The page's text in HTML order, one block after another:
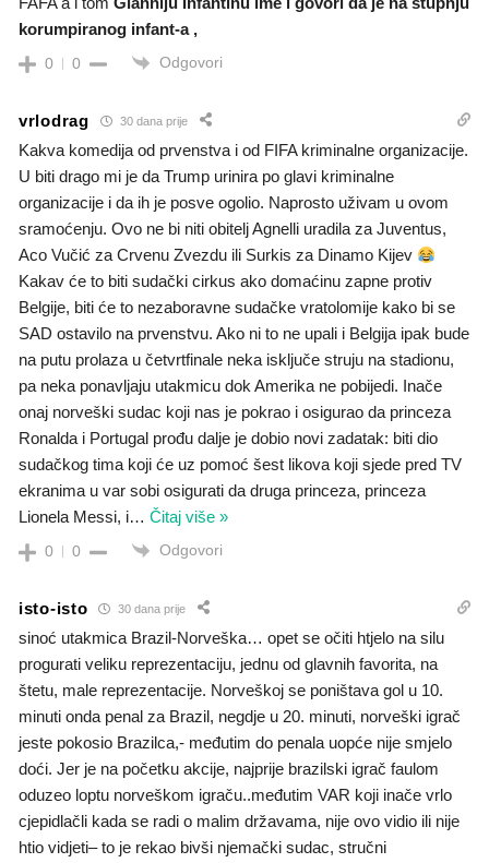
korumpiranog infant-a ,
0 0 Odgovori
vrlodrag 30 dana prije
Kakva komedija od prvenstva i od FIFA kriminalne organizacije.
U biti drago mi je da Trump urinira po glavi kriminalne
organizacije i da ih je posve ogolio. Naprosto uživam u ovom
sramoćenju. Ovo ne bi niti obitelj Agnelli uradila za Juventus,
Aco Vučić za Crvenu Zvezdu ili Surkis za Dinamo Kijev
Kakav će to biti sudački cirkus ako domaćinu zapne protiv
Belgije, biti će to nezaboravne sudačke vratolomije kako bi se
SAD ostavilo na prvenstvu. Ako ni to ne upali i Belgija ipak bude
na putu prolaza u četvrtfinale neka isključe struju na stadionu,
pa neka ponavljaju utakmicu dok Amerika ne pobijedi. Inače
onaj norveški sudac koji nas je pokrao i osigurao da princeza
Ronalda i Portugal prođu dalje je dobio novi zadatak: biti dio
sudačkog tima koji će uz pomoć šest likova koji sjede pred TV
ekranima u var sobi osigurati da druga princeza, princeza
Lionela Messi, i… Čitaj više »
0 0 Odgovori
isto-isto 30 dana prije
sinoć utakmica Brazil-Norveška… opet se očiti htjelo na silu
progurati veliku reprezentaciju, jednu od glavnih favorita, na
štetu, male reprezentacije. Norveškoj se poništava gol u 10.
minuti onda penal za Brazil, negdje u 20. minuti, norveški igrač
jeste pokosio Brazilca,- međutim do penala uopće nije smjelo
doći. Jer je na početku akcije, najprije brazilski igrač faulom
oduzeo loptu norveškom igraču..međutim VAR koji inače vrlo
cjepidlačli kada se radi o malim državama, nije ovo vidio ili nije
htio vidjeti– to je rekao bivši njemački sudac, stručni